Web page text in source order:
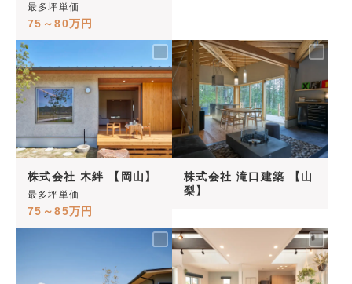
最多坪単価
75～80万円
株式会社 木絆 【岡山】
最多坪単価
75～85万円
株式会社 滝口建築 【山
梨】